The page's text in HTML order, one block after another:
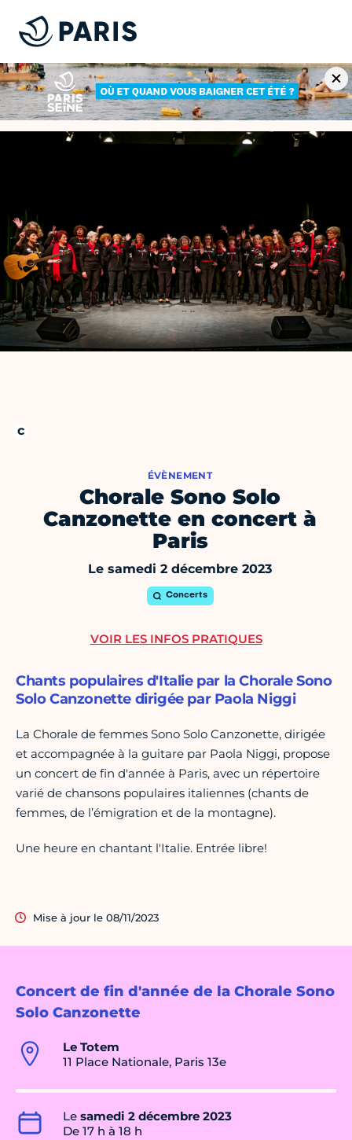
ÉVÈNEMENT
Chorale Sono Solo
Canzonette en concert à
Paris
Le samedi 2 décembre 2023
Concerts
Concert de fin d'année de la Chorale Sono
Solo Canzonette
Le Totem
11 Place Nationale, Paris 13e
Le samedi 2 décembre 2023
De 17 h à 18 h
Chants populaires d'Italie par la Chorale Sono
Solo Canzonette dirigée par Paola Niggi
La Chorale de femmes Sono Solo Canzonette, dirigée
et accompagnée à la guitare par Paola Niggi, propose
un concert de fin d'année à Paris, avec un répertoire
varié de chansons populaires italiennes (chants de
femmes, de l’émigration et de la montagne).
Une heure en chantant l'Italie. Entrée libre!
Mise à jour le 08/11/2023
VOIR LES INFOS PRATIQUES